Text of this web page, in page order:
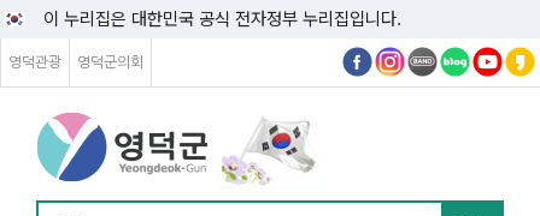
이 누리집은 대한민국 공식 전자정부 누리집입니다.
영덕관광 영덕군의회